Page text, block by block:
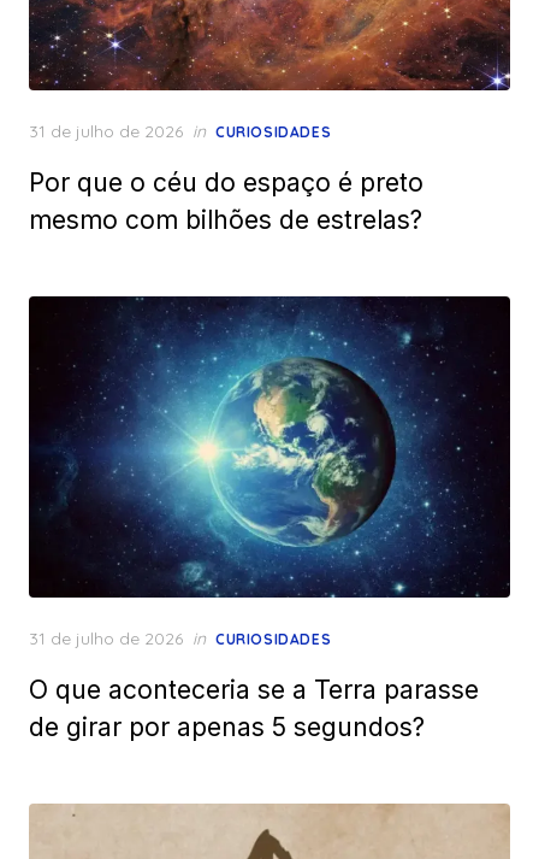
Posted
31 de julho de 2026 in CURIOSIDADES
Por que o céu do espaço é preto
mesmo com bilhões de estrelas?
Posted
31 de julho de 2026 in CURIOSIDADES
O que aconteceria se a Terra parasse
de girar por apenas 5 segundos?